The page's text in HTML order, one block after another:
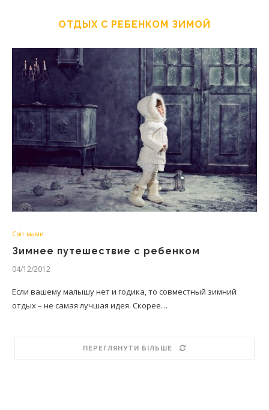
ОТДЫХ С РЕБЕНКОМ ЗИМОЙ
Світ мами
Зимнее путешествие с ребенком
04/12/2012
Если вашему малышу нет и годика, то совместный зимний
отдых – не самая лучшая идея. Скорее…
ПЕРЕГЛЯНУТИ БІЛЬШЕ